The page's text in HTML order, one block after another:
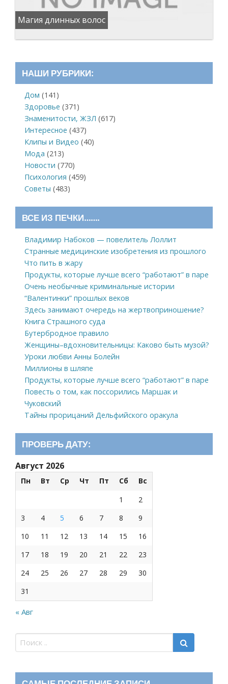
Магия длинных волос
НАШИ РУБРИКИ:
Дом (141)
Здоровье (371)
Знаменитости, ЖЗЛ (617)
Интересное (437)
Клипы и Видео (40)
Мода (213)
Новости (770)
Психология (459)
Советы (483)
ВСЕ ИЗ ПЕЧКИ…….
Владимир Набоков — повелитель Лоллит
Странные медицинские изобретения из прошлого
Что пить в жару
Продукты, которые лучше всего “работают” в паре
Очень необычные криминальные истории
“Валентинки” прошлых веков
Здесь занимают очередь на жертвоприношение?
Книга Страшного суда
Бутербродное правило
Женщины–вдохновительницы: Каково быть музой?
Уроки любви Анны Болейн
Миллионы в шляпе
Продукты, которые лучше всего “работают” в паре
Повесть о том, как поссорились Маршак и
Чуковский
Тайны прорицаний Дельфийского оракула
ПРОВЕРЬ ДАТУ:
Август 2026
Пн Вт Ср Чт Пт Сб
Вс
1
2
3
4 5 6 7 8
9
10
11 12 13 14 15
16
17
18 19 20 21 22
23
24
25 26 27 28 29
30
31
« Авг